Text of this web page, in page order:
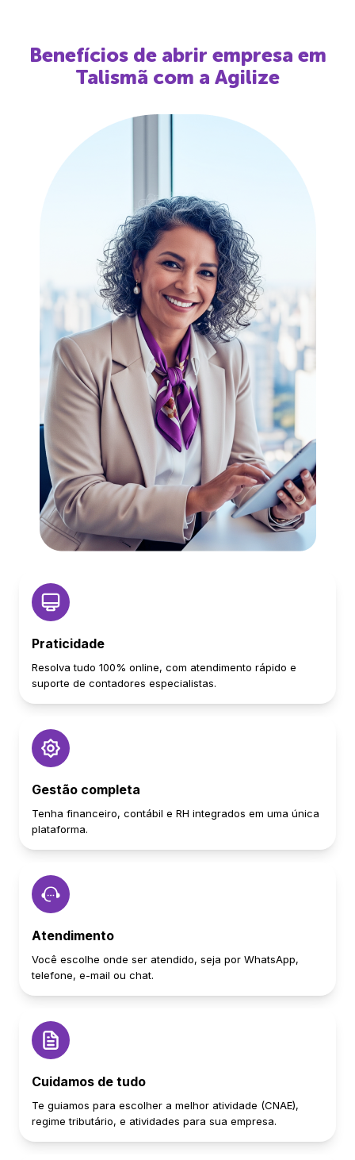
Benefícios de abrir empresa em
Talismã com a Agilize
Praticidade
Resolva tudo 100% online, com atendimento rápido e
suporte de contadores especialistas.
Gestão completa
Tenha financeiro, contábil e RH integrados em uma única
plataforma.
Atendimento
Você escolhe onde ser atendido, seja por WhatsApp,
telefone, e-mail ou chat.
Cuidamos de tudo
Te guiamos para escolher a melhor atividade (CNAE),
regime tributário, e atividades para sua empresa.